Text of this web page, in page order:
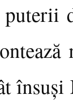
puterii